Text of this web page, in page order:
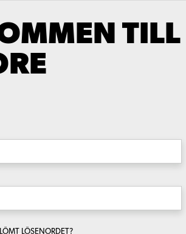
TILL
LÖSENORDET?